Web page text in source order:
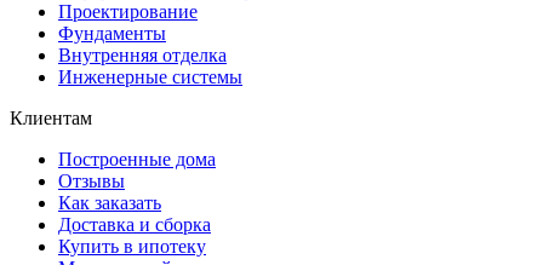
Проектирование
Фундаменты
Внутренняя отделка
Инженерные системы
Клиентам
Построенные дома
Отзывы
Как заказать
Доставка и сборка
Купить в ипотеку